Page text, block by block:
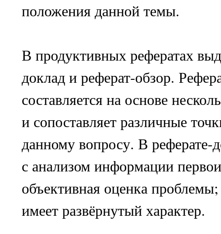
положения данной темы.
В продуктивных рефератах
доклад и реферат-обзор.
составляется на основе
и сопоставляет различные
данному вопросу. В реферате-
с анализом информации
объективная оценка проблемы;
имеет развёрнутый характер.